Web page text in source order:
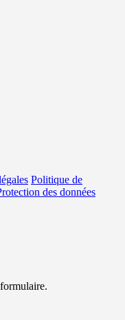
Politique de
des données